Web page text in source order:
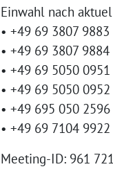
Einwahl nach
• +49 69 3807
• +49 69 3807
• +49 69 5050
• +49 69 5050
• +49 695 050
• +49 69 7104
Meeting-ID: 961